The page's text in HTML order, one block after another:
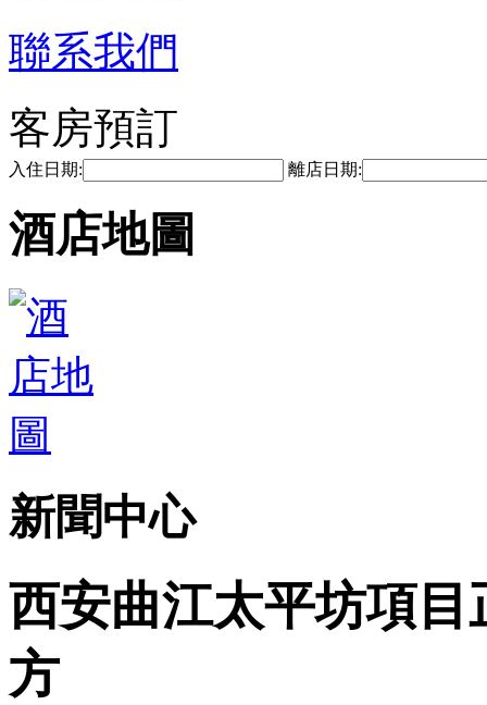
聯系我們
客房預訂
入住日期: 離店日期:
酒店地圖
新聞中心
西安曲江太平坊項目
方